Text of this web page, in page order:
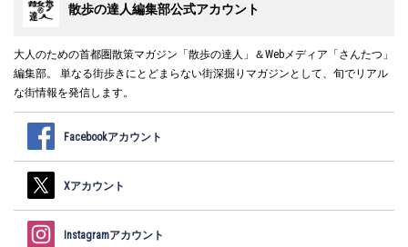
散歩の達人編集部公式アカウント
大人のための首都圏散策マガジン「散歩の達人」＆Webメディア「さんたつ」
編集部。 単なる街歩きにとどまらない街深掘りマガジンとして、旬でリアル
な街情報を発信します。
Facebookアカウント
Xアカウント
Instagramアカウント